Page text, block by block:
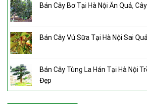
Bán Cây Bơ Tại Hà Nội Ăn Quả,
Bán Cây Vú Sữa Tại Hà Nội Sai
Bán Cây Tùng La Hán Tại Hà Nội
Đẹp